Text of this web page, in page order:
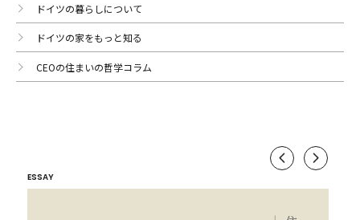
ドイツの暮らしについて
ドイツの家をもっと知る
CEOの住まいの哲学コラム
ESSAY